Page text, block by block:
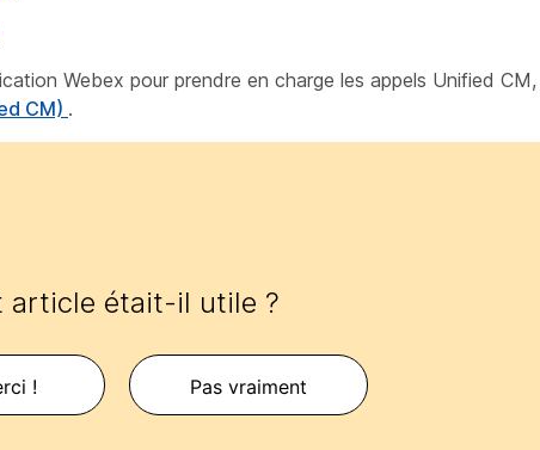
Webex pour prendre en charge les appels Unified
CM) .
article était-il utile ?
! Pas vraiment